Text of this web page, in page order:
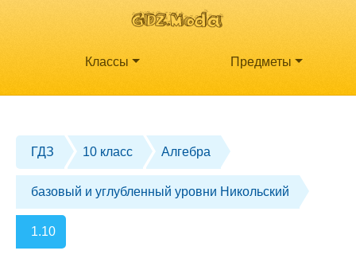
Классы Предметы
ГДЗ 10 класс Алгебра
базовый и углубленный уровни Никольский
1.10